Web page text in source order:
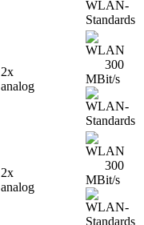
2x
analog
300
MBit/s
2x
analog
300
MBit/s